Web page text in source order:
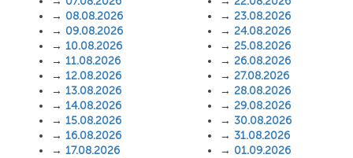
→ 08.08.2026
→ 09.08.2026
→ 10.08.2026
→ 11.08.2026
→ 12.08.2026
→ 13.08.2026
→ 14.08.2026
→ 15.08.2026
→ 16.08.2026
→ 17.08.2026
→ 23.08.2026
→ 24.08.2026
→ 25.08.2026
→ 26.08.2026
→ 27.08.2026
→ 28.08.2026
→ 29.08.2026
→ 30.08.2026
→ 31.08.2026
→ 01.09.2026